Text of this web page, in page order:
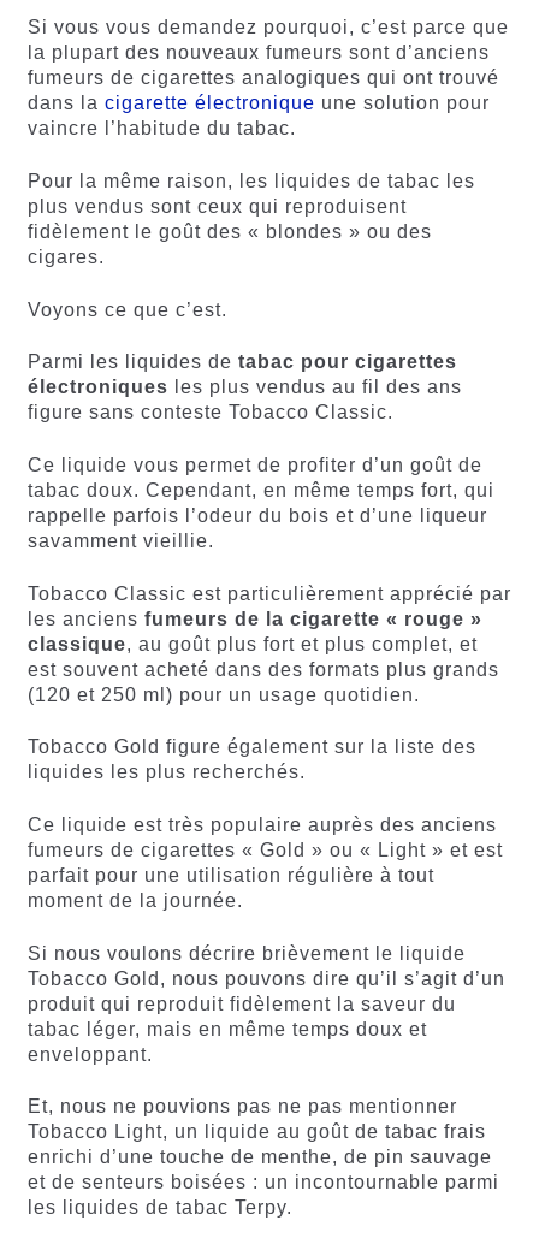
Si vous vous demandez pourquoi, c’est parce que
la plupart des nouveaux fumeurs sont d’anciens
fumeurs de cigarettes analogiques qui ont trouvé
dans la cigarette électronique une solution pour
vaincre l’habitude du tabac.
Pour la même raison, les liquides de tabac les
plus vendus sont ceux qui reproduisent
fidèlement le goût des « blondes » ou des
cigares.
Voyons ce que c’est.
Parmi les liquides de tabac pour cigarettes
électroniques les plus vendus au fil des ans
figure sans conteste Tobacco Classic.
Ce liquide vous permet de profiter d’un goût de
tabac doux. Cependant, en même temps fort, qui
rappelle parfois l’odeur du bois et d’une liqueur
savamment vieillie.
Tobacco Classic est particulièrement apprécié par
les anciens fumeurs de la cigarette « rouge »
classique, au goût plus fort et plus complet, et
est souvent acheté dans des formats plus grands
(120 et 250 ml) pour un usage quotidien.
Tobacco Gold figure également sur la liste des
liquides les plus recherchés.
Ce liquide est très populaire auprès des anciens
fumeurs de cigarettes « Gold » ou « Light » et est
parfait pour une utilisation régulière à tout
moment de la journée.
Si nous voulons décrire brièvement le liquide
Tobacco Gold, nous pouvons dire qu’il s’agit d’un
produit qui reproduit fidèlement la saveur du
tabac léger, mais en même temps doux et
enveloppant.
Et, nous ne pouvions pas ne pas mentionner
Tobacco Light, un liquide au goût de tabac frais
enrichi d’une touche de menthe, de pin sauvage
et de senteurs boisées : un incontournable parmi
les liquides de tabac Terpy.